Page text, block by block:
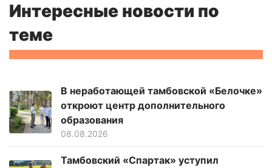
Интересные новости по
теме
В неработающей тамбовской «Белочке»
откроют центр дополнительного
образования
08.08.2026
Тамбовский «Спартак» уступил